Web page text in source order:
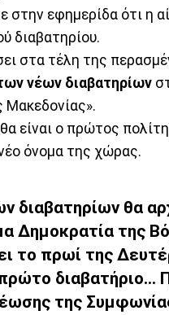
στην εφημερίδα ότι η
διαβατηρίου.
στα τέλη της
νέων διαβατηρίων
Μακεδονίας».
είναι ο πρώτος
όνομα της χώρας.
διαβατηρίων θα
Δημοκρατία της
το πρωί της
διαβατήριο...
της